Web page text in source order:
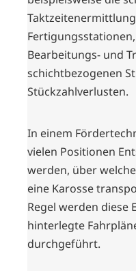
Bearbeitungs- und
schichtbezogenen
Stückzahlverlusten.
In einem
vielen Positionen
werden, über
eine Karosse
Regel werden diese
hinterlegte
durchgeführt.